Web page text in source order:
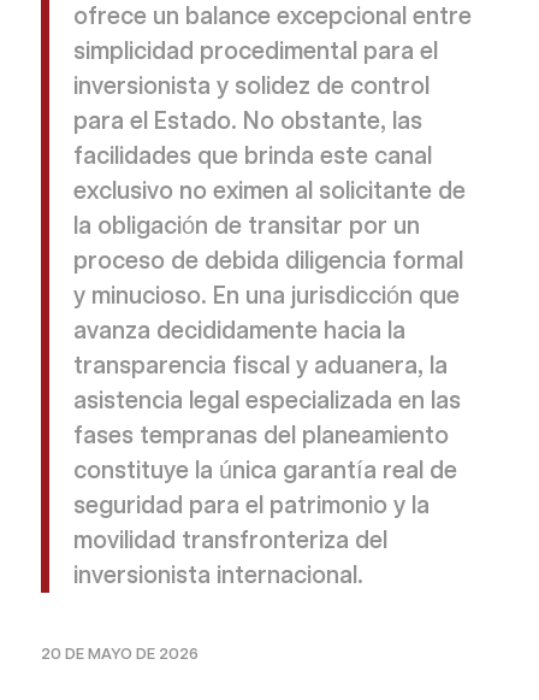
ofrece un balance excepcional entre
simplicidad procedimental para el
inversionista y solidez de control
para el Estado. No obstante, las
facilidades que brinda este canal
exclusivo no eximen al solicitante de
la obligación de transitar por un
proceso de debida diligencia formal
y minucioso. En una jurisdicción que
avanza decididamente hacia la
transparencia fiscal y aduanera, la
asistencia legal especializada en las
fases tempranas del planeamiento
constituye la única garantía real de
seguridad para el patrimonio y la
movilidad transfronteriza del
inversionista internacional.
20 DE MAYO DE 2026